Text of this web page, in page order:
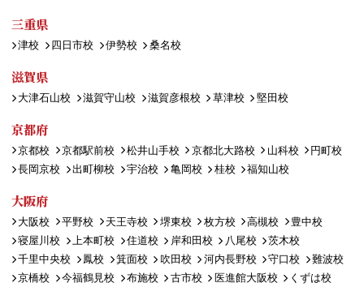
三重県
津校 四日市校 伊勢校 桑名校
滋賀県
大津石山校 滋賀守山校 滋賀彦根校 草津校 堅田校
京都府
京都校 京都駅前校 松井山手校 京都北大路校 山科校
円町校
長岡京校
出町柳校 宇治校 亀岡校 桂校 福知山校
大阪府
大阪校 平野校 天王寺校 堺東校 枚方校 高槻校
豊中校
寝屋川校
上本町校 住道校 岸和田校 八尾校
茨木校
千里中央校
鳳校 箕面校 吹田校 河内長野校 守口校
難波校
京橋校
今福鶴見校 布施校 古市校 医進館大阪校
くずは校